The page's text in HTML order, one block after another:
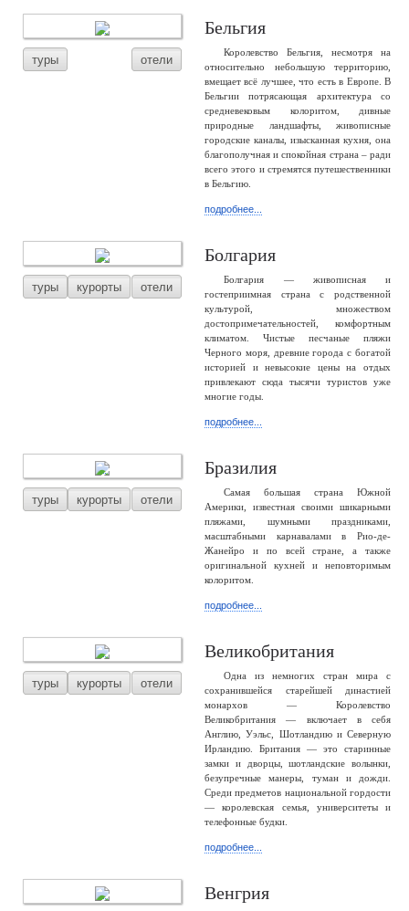
туры отели
Бельгия
Королевство Бельгия, несмотря на
относительно небольшую территорию,
вмещает всё лучшее, что есть в Европе. В
Бельгии потрясающая архитектура со
средневековым колоритом, дивные
природные ландшафты, живописные
городские каналы, изысканная кухня, она
благополучная и спокойная страна – ради
всего этого и стремятся путешественники
в Бельгию.
подробнее...
туры курорты отели
Болгария
Болгария — живописная и
гостеприимная страна с родственной
культурой, множеством
достопримечательностей, комфортным
климатом. Чистые песчаные пляжи
Черного моря, древние города с богатой
историей и невысокие цены на отдых
привлекают сюда тысячи туристов уже
многие годы.
подробнее...
туры курорты отели
Бразилия
Самая большая страна Южной
Америки, известная своими шикарными
пляжами, шумными праздниками,
масштабными карнавалами в Рио-де-
Жанейро и по всей стране, а также
оригинальной кухней и неповторимым
колоритом.
подробнее...
туры курорты отели
Великобритания
Одна из немногих стран мира с
сохранившейся старейшей династией
монархов — Королевство
Великобритания — включает в себя
Англию, Уэльс, Шотландию и Северную
Ирландию. Британия — это старинные
замки и дворцы, шотландские волынки,
безупречные манеры, туман и дожди.
Среди предметов национальной гордости
— королевская семья, университеты и
телефонные будки.
подробнее...
Венгрия